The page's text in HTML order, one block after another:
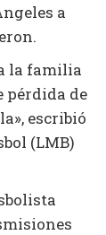
a
la familia
pérdida de
escribió
(LMB)